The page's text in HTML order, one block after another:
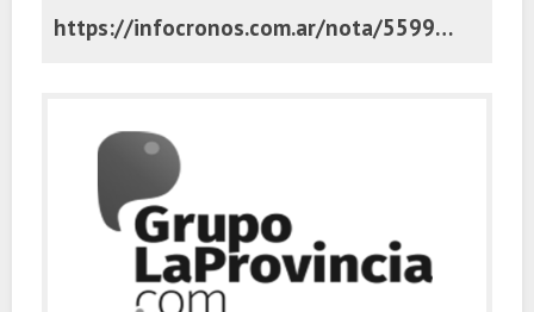
https://infocronos.com.ar/nota/55999/galmarini-arranco-la-comision-de-reforma-politica-busca-avanzar-con-cambios-antes-de-fin-de-ano/